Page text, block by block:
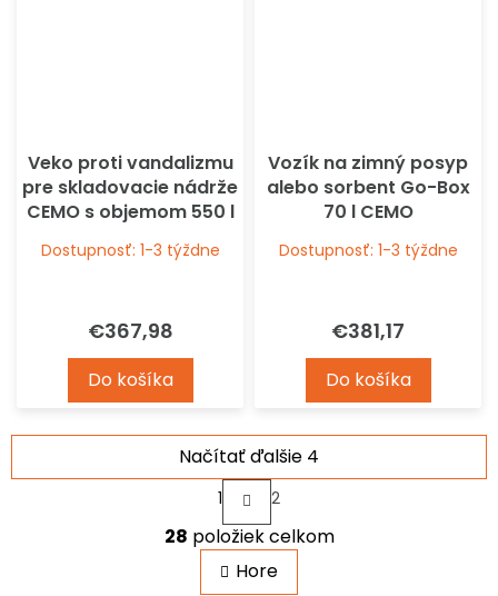
Veko proti vandalizmu
pre skladovacie nádrže
CEMO s objemom 550 l
Dostupnosť: 1-3 týždne
€367,98
Do košíka
Vozík na zimný posyp
alebo sorbent Go-Box
70 l CEMO
Dostupnosť: 1-3 týždne
€381,17
Do košíka
O
v
l
á
Načítať ďalšie 4
S
t
r
á
n
k
1 2
28 položiek celkom
Hore